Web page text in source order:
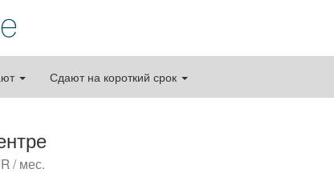
Сдают на короткий срок
/ мес.